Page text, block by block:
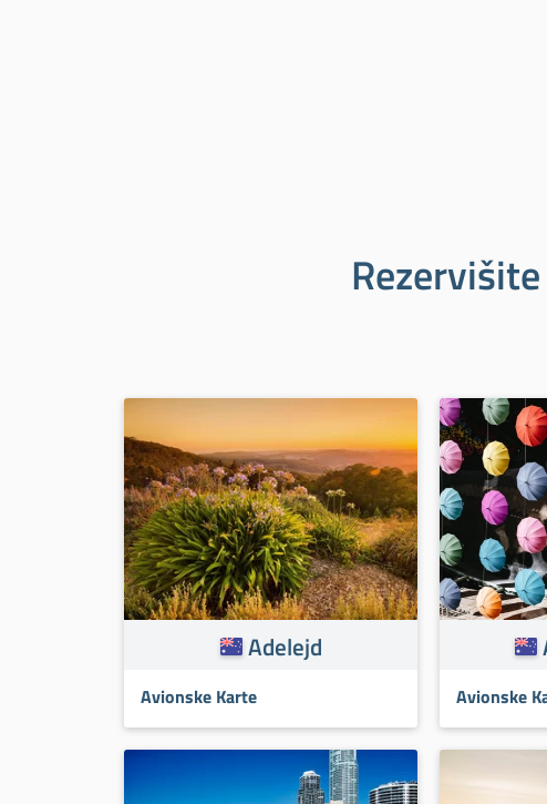
Adelejd
Avionske Karte Avionske